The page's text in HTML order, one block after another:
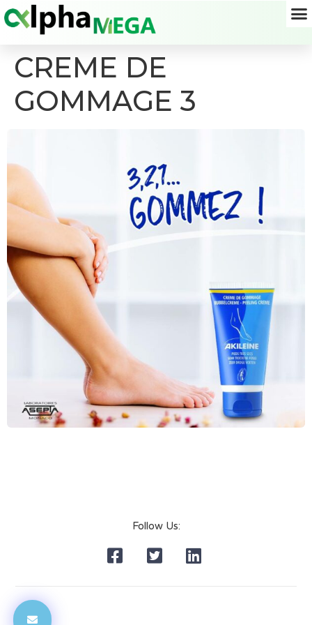
CREME DE
GOMMAGE 3
Follow Us: